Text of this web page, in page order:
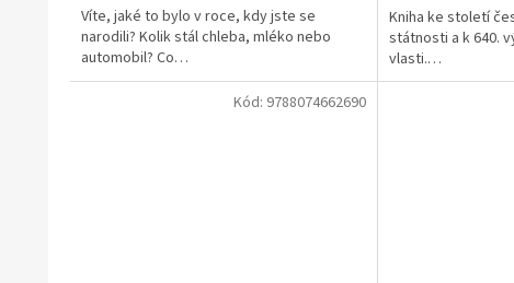
Víte, jaké to bylo v roce, kdy jste se
narodili? Kolik stál chleba, mléko nebo
automobil? Co…
Kniha ke století
státnosti a k 640.
vlasti.…
Kód: 9788074662690